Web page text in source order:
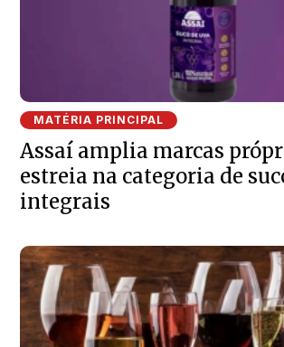
MATÉRIA PRINCIPAL
Assaí amplia marcas
estreia na categoria de
integrais